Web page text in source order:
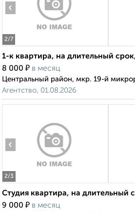
2/7
‹
1-к квартира, на длительный
8 000 ₽ в месяц
Центральный район, мкр. 19-й
Агентство, 01.08.2026
2/3
‹
Студия квартира, на длительный
9 000 ₽ в месяц